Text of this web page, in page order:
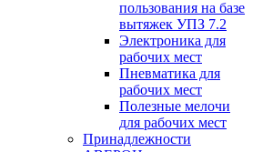
пользования на базе
вытяжек УПЗ 7.2
Электроника для
рабочих мест
Пневматика для
рабочих мест
Полезные мелочи
для рабочих мест
Принадлежности